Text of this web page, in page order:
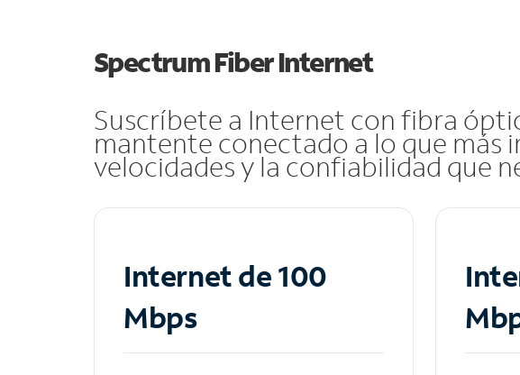
Spectrum Fiber Internet
Suscríbete a Internet con fibra
mantente conectado a lo que más
velocidades y la confiabilidad que
Internet de 100
Mbps